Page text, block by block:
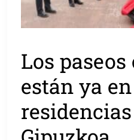
Los
están ya en